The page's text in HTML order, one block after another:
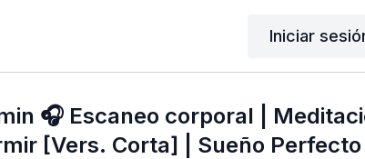
Iniciar
🎧 Escaneo corporal |
[Vers. Corta] | Sueño Perfecto